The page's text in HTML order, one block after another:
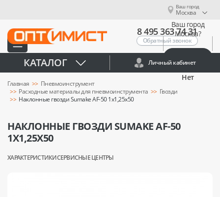
Ваш город
Москва
Ваш город
Москва?
Нет
8 495 363 74 31
Обратный звонок
КАТАЛОГ Личный кабинет
Главная
Пневмоинструмент
Расходные материалы для пневмоинструмента
Гвозди
Наклонные гвозди Sumake AF-50 1x1,25x50
НАКЛОННЫЕ ГВОЗДИ SUMAKE AF-50
1X1,25X50
ХАРАКТЕРИСТИКИСЕРВИСНЫЕ ЦЕНТРЫ